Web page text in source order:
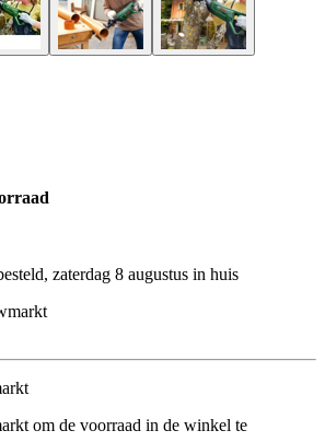
zaterdag 8 augustus in huis
om de voorraad in de winkel te